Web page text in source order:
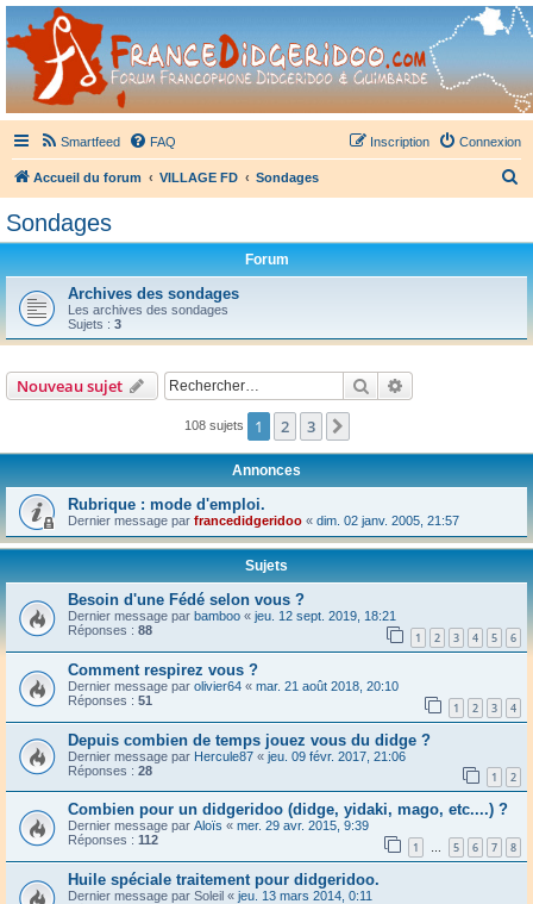
France Didgeridoo
Didgeridoo et Guimbarde sur France Didgeridoo - retrouvez la communauté.
Smartfeed FAQ Connexion
Inscription
Accueil du forum VILLAGE FD Sondages
c
Sondages
Forum
Archives des sondages
Les archives des sondages
Sujets : 3
Nouveau sujet Rechercher
108 sujets 1 2 3
Annonces
Rubrique : mode d'emploi.
Dernier message par francedidgeridoo « dim. 02 janv. 2005, 21:57
Sujets
Besoin d'une Fédé selon vous ?
Dernier message par bamboo « jeu. 12 sept. 2019, 18:21
Réponses : 88 1 2 3 4 5 6
Comment respirez vous ?
Dernier message par olivier64 « mar. 21 août 2018, 20:10
Réponses : 51 1 2 3 4
Depuis combien de temps jouez vous du didge ?
Dernier message par Hercule87 « jeu. 09 févr. 2017, 21:06
Réponses : 28 1 2
Combien pour un didgeridoo (didge, yidaki, mago, etc....) ?
Dernier message par Aloïs « mer. 29 avr. 2015, 9:39
Réponses : 112 1 … 5 6 7 8
Huile spéciale traitement pour didgeridoo.
Dernier message par Soleil « jeu. 13 mars 2014, 0:11